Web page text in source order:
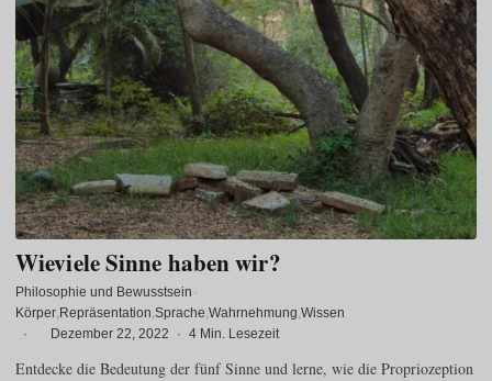
Wieviele Sinne haben wir?
Philosophie und Bewusstsein ·
Körper Repräsentation Sprache Wahrnehmung Wissen
·
Dezember 22, 2022 · 4 Min. Lesezeit
Entdecke die Bedeutung der fünf Sinne und lerne, wie die Propriozeption